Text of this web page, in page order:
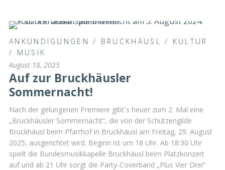
ANKÜNDIGUNGEN / BRUCKHÄUSL / KULTUR
/ MUSIK
August 18, 2025
Auf zur Bruckhäusler
Sommernacht!
Nach der gelungenen Premiere gibt´s heuer zum 2. Mal eine
„Bruckhäusler Sommernacht“, die von der Schützengilde
Bruckhäusl beim Pfarrhof in Bruckhäusl am Freitag, 29. August
2025, ausgerichtet wird. Beginn ist um 18 Uhr. Ab 18:30 Uhr
spielt die Bundesmusikkapelle Bruckhäusl beim Platzkonzert
auf und ab 21 Uhr sorgt die Party-Coverband „Plus Vier Drei“